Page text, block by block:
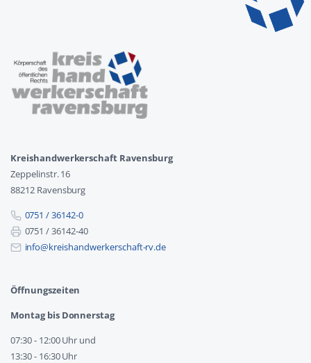
Kreishandwerkerschaft Ravensburg
Zeppelinstr. 16
88212 Ravensburg
0751 / 36142-0
0751 / 36142-40
info@kreishandwerkerschaft-rv.de
Öffnungszeiten
Montag bis Donnerstag
07:30 - 12:00 Uhr und
13:30 - 16:30 Uhr